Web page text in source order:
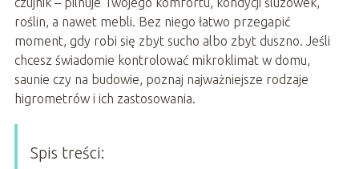
roślin, a nawet mebli. Bez niego łatwo przegapić
moment, gdy robi się zbyt sucho albo zbyt duszno. Jeśli
chcesz świadomie kontrolować mikroklimat w domu,
saunie czy na budowie, poznaj najważniejsze rodzaje
higrometrów i ich zastosowania.
Spis treści: